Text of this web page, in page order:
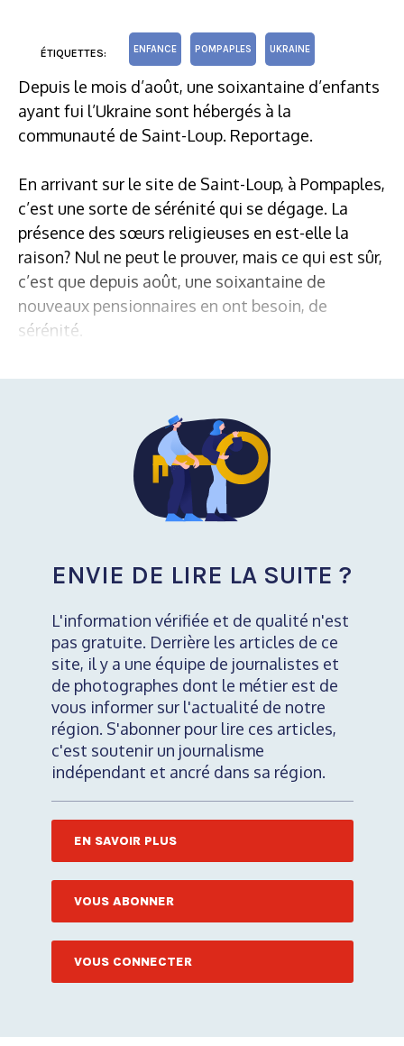
ÉTIQUETTES: ENFANCE POMPAPLES UKRAINE
Depuis le mois d’août, une soixantaine d’enfants
ayant fui l’Ukraine sont hébergés à la
communauté de Saint-Loup. Reportage.
En arrivant sur le site de Saint-Loup, à Pompaples,
c’est une sorte de sérénité qui se dégage. La
présence des sœurs religieuses en est-elle la
raison? Nul ne peut le prouver, mais ce qui est sûr,
c’est que depuis août, une soixantaine de
nouveaux pensionnaires en ont besoin, de
sérénité.
ENVIE DE LIRE LA SUITE ?
L'information vérifiée et de qualité n'est
pas gratuite. Derrière les articles de ce
site, il y a une équipe de journalistes et
de photographes dont le métier est de
vous informer sur l'actualité de notre
région. S'abonner pour lire ces articles,
c'est soutenir un journalisme
indépendant et ancré dans sa région.
EN SAVOIR PLUS
VOUS ABONNER
VOUS CONNECTER